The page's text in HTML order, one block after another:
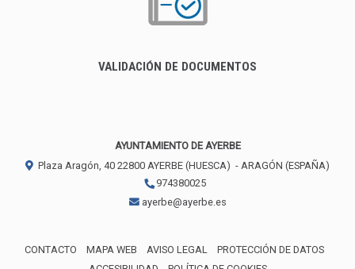
VALIDACIÓN DE DOCUMENTOS
AYUNTAMIENTO DE AYERBE
Plaza Aragón, 40 22800 AYERBE (HUESCA) - ARAGÓN (ESPAÑA)
974380025
ayerbe@ayerbe.es
CONTACTO MAPA WEB AVISO LEGAL
PROTECCIÓN DE DATOS